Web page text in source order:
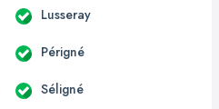
Lusseray
Périgné
Séligné